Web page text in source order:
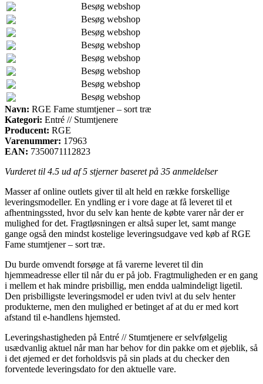
Besøg webshop
Besøg webshop
Besøg webshop
Besøg webshop
Besøg webshop
Besøg webshop
Besøg webshop
Besøg webshop
Navn: RGE Fame stumtjener – sort træ
Kategori: Entré // Stumtjenere
Producent: RGE
Varenummer: 17963
EAN: 7350071112823
Vurderet til 4.5 ud af 5 stjerner baseret på 35 anmeldelser
Masser af online outlets giver til alt held en række forskellige
leveringsmodeller. En yndling er i vore dage at få leveret til et
afhentningssted, hvor du selv kan hente de købte varer når der er
mulighed for det. Fragtløsningen er altså super let, samt mange
gange også den mindst kostelige leveringsudgave ved køb af RGE
Fame stumtjener – sort træ.
Du burde omvendt forsøge at få varerne leveret til din
hjemmeadresse eller til når du er på job. Fragtmuligheden er en gang
i mellem et hak mindre prisbillig, men endda ualmindeligt ligetil.
Den prisbilligste leveringsmodel er uden tvivl at du selv henter
produkterne, men den mulighed er betinget af at du er med kort
afstand til e-handlens hjemsted.
Leveringshastigheden på Entré // Stumtjenere er selvfølgelig
usædvanlig aktuel når man har behov for din pakke om et øjeblik, så
i det øjemed er det forholdsvis på sin plads at du checker den
forventede leveringsdato for den aktuelle vare.